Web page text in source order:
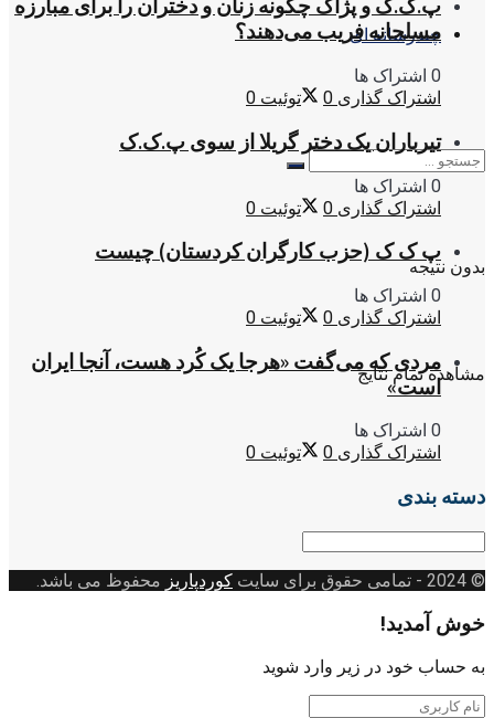
چندرسانه ای
بدون نتیجه
مشاهده تمام نتایج
پ.ک.ک و پژاک چگونه زنان و دختران را برای مبارزه
مسلحانه فریب می‌دهند؟
0 اشتراک ها
اشتراک گذاری 0 توئیت 0
تیرباران یک دختر گریلا از سوی پ.ک.ک
0 اشتراک ها
اشتراک گذاری 0 توئیت 0
پ ک ک (حزب کارگران کردستان) چیست
0 اشتراک ها
اشتراک گذاری 0 توئیت 0
مردی که می‌گفت «هرجا یک کُرد هست، آنجا ایران
است»
0 اشتراک ها
اشتراک گذاری 0 توئیت 0
دسته بندی
دسته
© 2024
- تمامی حقوق برای سایت کوردپاریز محفوظ می باشد.
خوش آمدید!
به حساب خود در زیر وارد شوید